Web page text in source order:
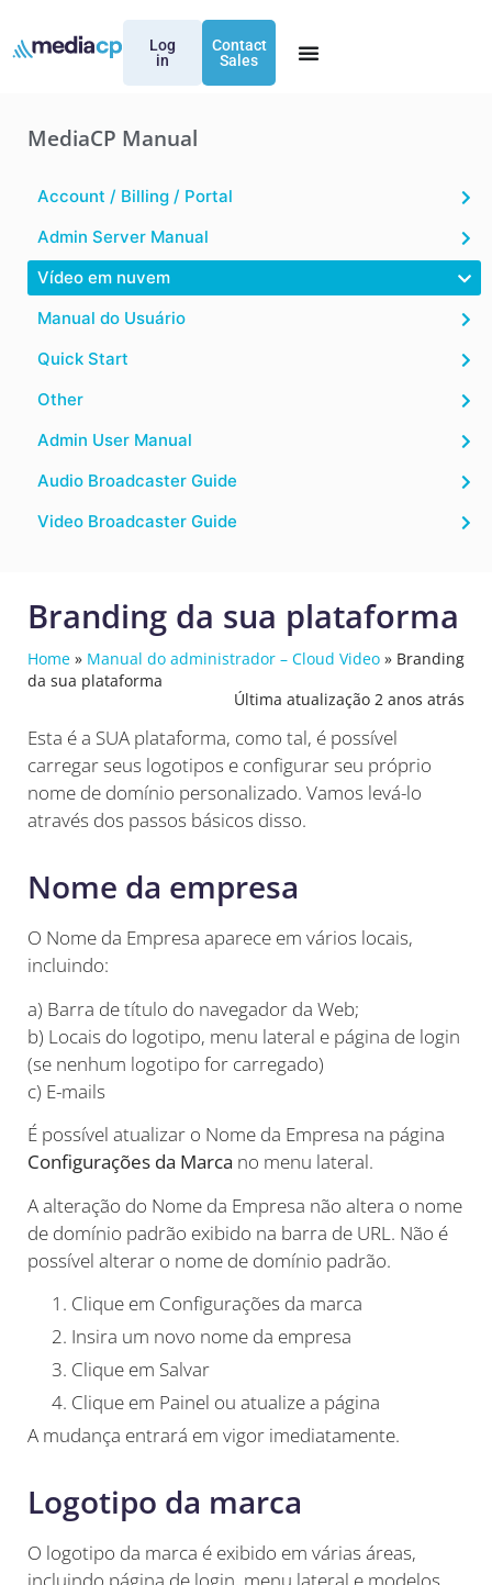
Log
in
Contact
Sales
MediaCP Manual
Account / Billing / Portal
Admin Server Manual
Vídeo em nuvem
Manual do Usuário
Quick Start
Other
Admin User Manual
Audio Broadcaster Guide
Video Broadcaster Guide
Branding da sua plataforma
Home » Manual do administrador – Cloud Video » Branding
da sua plataforma
Última atualização 2 anos atrás
Esta é a SUA plataforma, como tal, é possível
carregar seus logotipos e configurar seu próprio
nome de domínio personalizado. Vamos levá-lo
através dos passos básicos disso.
Nome da empresa
O Nome da Empresa aparece em vários locais,
incluindo:
a) Barra de título do navegador da Web;
b) Locais do logotipo, menu lateral e página de login
(se nenhum logotipo for carregado)
c) E-mails
É possível atualizar o Nome da Empresa na página
Configurações da Marca no menu lateral.
A alteração do Nome da Empresa não altera o nome
de domínio padrão exibido na barra de URL. Não é
possível alterar o nome de domínio padrão.
Clique em Configurações da marca
Insira um novo nome da empresa
Clique em Salvar
Clique em Painel ou atualize a página
A mudança entrará em vigor imediatamente.
Logotipo da marca
O logotipo da marca é exibido em várias áreas,